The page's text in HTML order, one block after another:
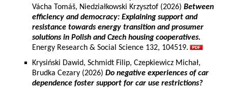
Vácha Tomáš, Niedziałkowski Krzysztof (2026) Between
efficiency and democracy: Explaining support and
resistance towards energy transition and prosumer
solutions in Polish and Czech housing cooperatives.
Energy Research & Social Science 132, 104519.
Krysiński Dawid, Schmidt Filip, Czepkiewicz Michał,
Brudka Cezary (2026) Do negative experiences of car
dependence foster support for car use restrictions?